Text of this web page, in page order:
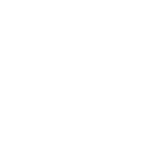
със стягащо въже